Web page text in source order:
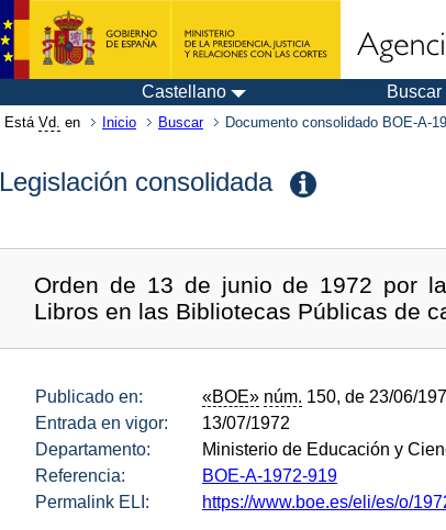
Castellano Buscar
Está Vd. en Inicio Buscar Documento consolidado BOE-A-
Legislación consolidada
Orden de 13 de junio de 1972 por
Libros en las Bibliotecas Públicas de
Publicado en: «BOE» núm. 150, de 23/06/
Entrada en vigor:
13/07/1972
Departamento:
Ministerio de Educación y
Referencia:
BOE-A-1972-919
Permalink ELI:
https://www.boe.es/eli/es/o/